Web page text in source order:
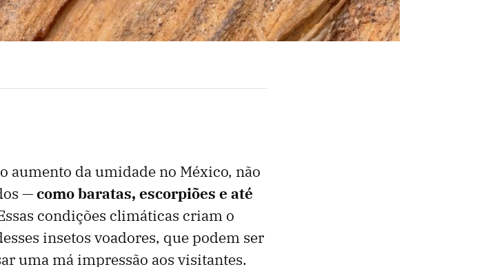
aumento da umidade no México, não
—como baratas, escorpiões e até
condições climáticas criam o
insetos voadores, que podem ser
uma má impressão aos visitantes.